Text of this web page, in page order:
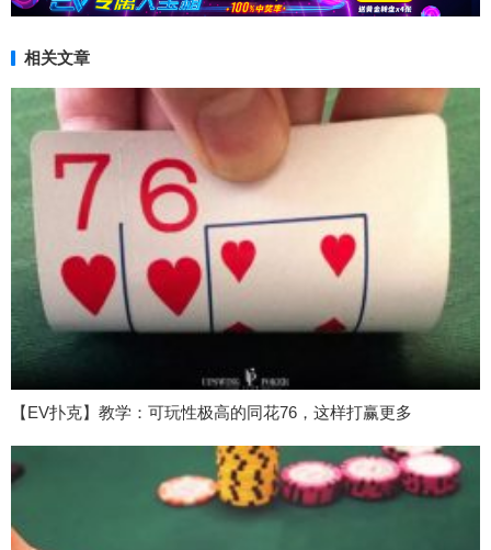
相关文章
【EV扑克】教学：可玩性极高的同花76，这样打赢更多